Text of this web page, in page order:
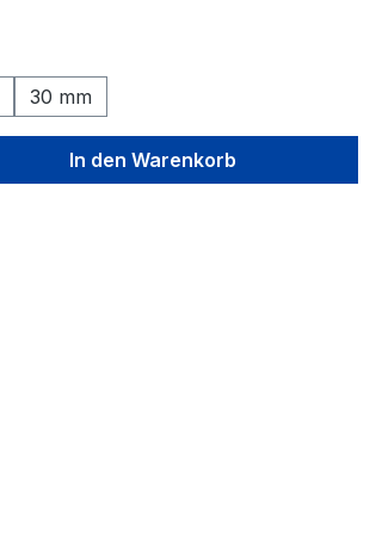
30 mm
den gewünschten Wert
In den Warenkorb